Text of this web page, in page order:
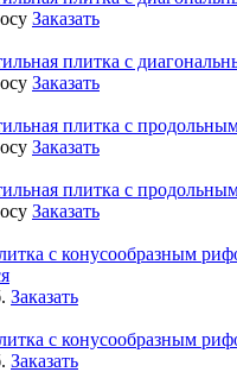
Заказать
плитка с
Заказать
плитка с
Заказать
плитка с
Заказать
с конусообразным
Заказать
с конусообразным
Заказать